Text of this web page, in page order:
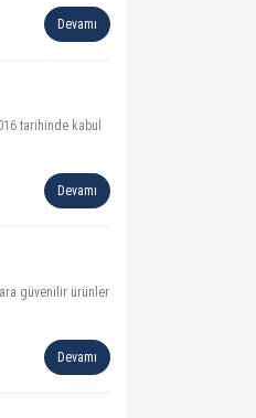
Devamı
tarihinde kabul
Devamı
güvenilir ürünler
Devamı